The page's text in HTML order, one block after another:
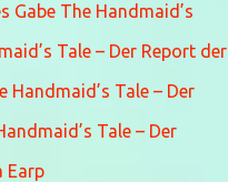
Gabe The Handmaid’s
Tale – Der Report der
Handmaid’s Tale – Der
Tale – Der
Earp